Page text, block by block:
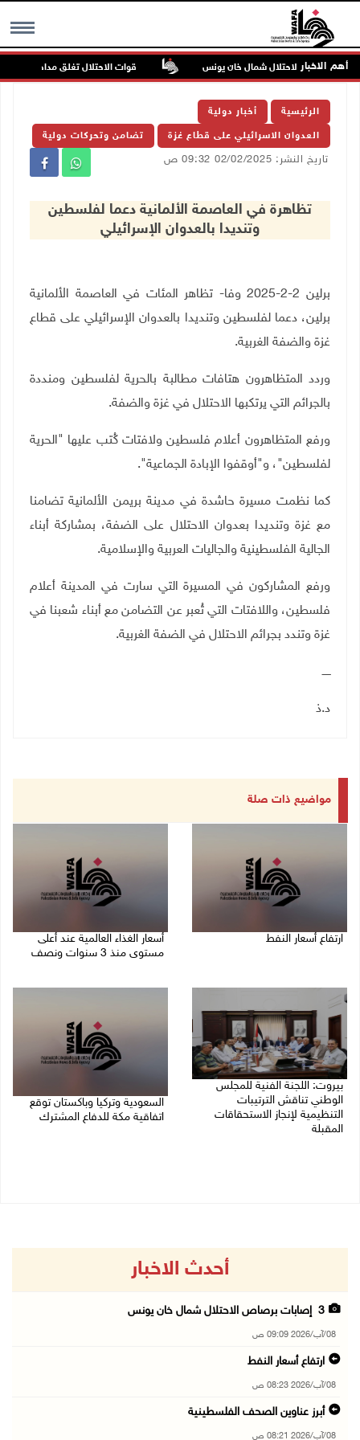
MENU أهم الاخبار قوات الاحتلال تغلق مداخل يعبد
الرئيسية أخبار دولية
العدوان الاسرائيلي على قطاع غزة تضامن وتحركات دولية
تاريخ النشر: 02/02/2025 09:32 ص
تظاهرة في العاصمة الألمانية دعما لفلسطين
وتنديدا بالعدوان الإسرائيلي
برلين 2-2-2025 وفا- تظاهر المئات في العاصمة الألمانية
برلين، دعما لفلسطين وتنديدا بالعدوان الإسرائيلي على قطاع
غزة والضفة الغربية.
وردد المتظاهرون هتافات مطالبة بالحرية لفلسطين ومنددة
بالجرائم التي يرتكبها الاحتلال في غزة والضفة.
ورفع المتظاهرون أعلام فلسطين ولافتات كُتب عليها "الحرية
لفلسطين"، و"أوقفوا الإبادة الجماعية".
كما نظمت مسيرة حاشدة في مدينة بريمن الألمانية تضامنا
مع غزة وتنديدا بعدوان الاحتلال على الضفة، بمشاركة أبناء
الجالية الفلسطينية والجاليات العربية والإسلامية.
ورفع المشاركون في المسيرة التي سارت في المدينة أعلام
فلسطين، واللافتات التي تُعبر عن التضامن مع أبناء شعبنا في
غزة وتندد بجرائم الاحتلال في الضفة الغربية.
ـــــ
د.ذ
مواضيع ذات صلة
ارتفاع أسعار النفط
أسعار الغذاء العالمية عند أعلى
مستوى منذ 3 سنوات ونصف
بيروت: اللجنة الفنية للمجلس
الوطني تناقش الترتيبات
التنظيمية لإنجاز الاستحقاقات
المقبلة
السعودية وتركيا وباكستان توقع
اتفاقية مكة للدفاع المشترك
أحدث الاخبار
3 إصابات برصاص الاحتلال شمال خان يونس
08/آب/2026 09:09 ص
ارتفاع أسعار النفط
08/آب/2026 08:23 ص
أبرز عناوين الصحف الفلسطينية
08/آب/2026 08:21 ص